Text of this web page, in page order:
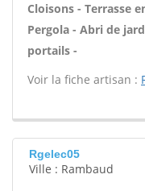
Cloisons - Terrasse
Pergola - Abri de
portails -
Voir la fiche artisan :
Rgelec05
Ville : Rambaud